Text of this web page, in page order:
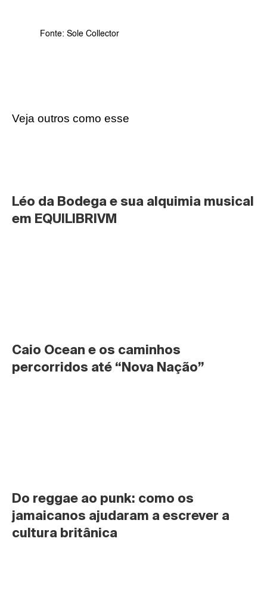
Fonte: Sole Collector
Veja outros como esse
Léo da Bodega e sua alquimia musical
em EQUILIBRIVM
Caio Ocean e os caminhos
percorridos até “Nova Nação”
Do reggae ao punk: como os
jamaicanos ajudaram a escrever a
cultura britânica